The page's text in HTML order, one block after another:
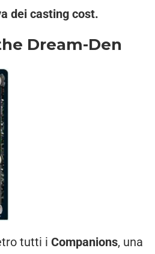
dei casting cost.
Dream-Den
tutti i Companions, una